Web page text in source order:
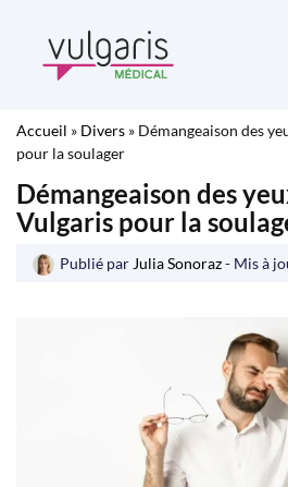
contenu
Accueil » Divers » Démangeaison des
pour la soulager
Démangeaison des
Vulgaris pour la
Publié par Julia Sonoraz- Mis à